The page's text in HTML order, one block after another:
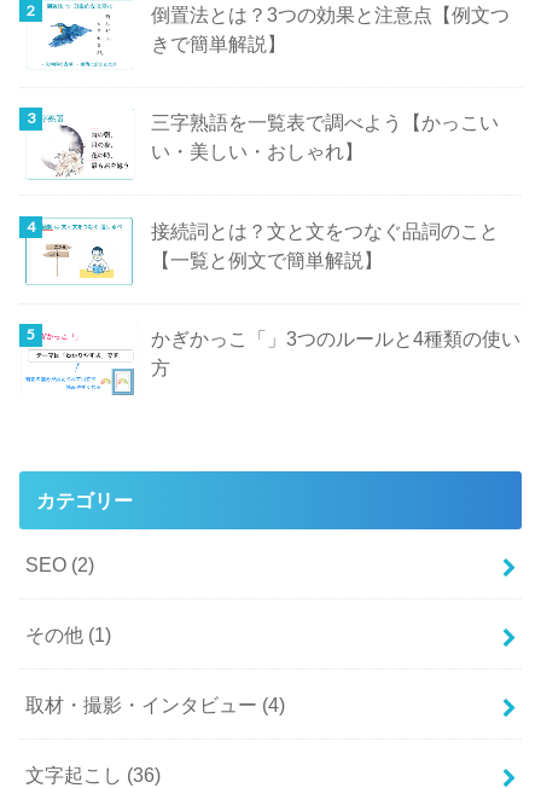
倒置法とは？3つの効果と注意点【例文つ
きで簡単解説】
三字熟語を一覧表で調べよう【かっこい
い・美しい・おしゃれ】
接続詞とは？文と文をつなぐ品詞のこと
【一覧と例文で簡単解説】
かぎかっこ「」3つのルールと4種類の使い
方
カテゴリー
SEO (2)
その他 (1)
取材・撮影・インタビュー (4)
文字起こし (36)